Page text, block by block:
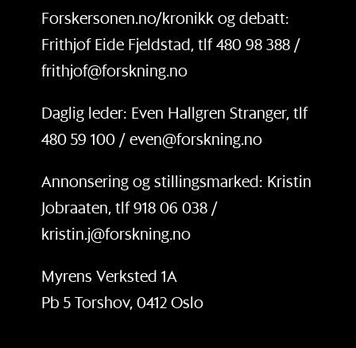
Forskersonen.no/kronikk og debatt:
Frithjof Eide Fjeldstad, tlf 480 98 388 /
frithjof@forskning.no
Daglig leder: Even Hallgren Stranger, tlf
480 59 100 / even@forskning.no
Annonsering og stillingsmarked: Kristin
Jobraaten, tlf 918 06 038 /
kristin.j@forskning.no
Myrens Verksted 1A
Pb 5 Torshov, 0412 Oslo